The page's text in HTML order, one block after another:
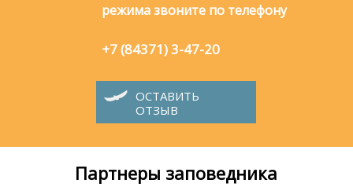
режима звоните по телефону
+7 (84371) 3-47-20
ОСТАВИТЬ
ОТЗЫВ
Партнеры заповедника